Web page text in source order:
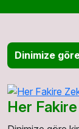
Dinimize
Her